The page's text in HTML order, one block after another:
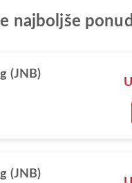
najboljše
(JNB)
(JNB)